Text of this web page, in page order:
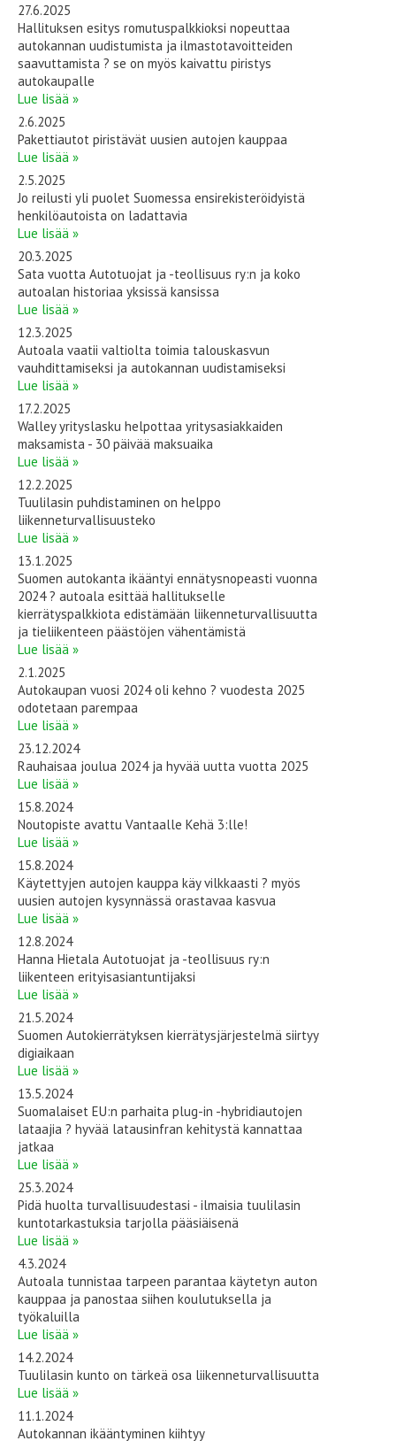
27.6.2025
Hallituksen esitys romutuspalkkioksi nopeuttaa
autokannan uudistumista ja ilmastotavoitteiden
saavuttamista ? se on myös kaivattu piristys
autokaupalle
Lue lisää »
2.6.2025
Pakettiautot piristävät uusien autojen kauppaa
Lue lisää »
2.5.2025
Jo reilusti yli puolet Suomessa ensirekisteröidyistä
henkilöautoista on ladattavia
Lue lisää »
20.3.2025
Sata vuotta Autotuojat ja -teollisuus ry:n ja koko
autoalan historiaa yksissä kansissa
Lue lisää »
12.3.2025
Autoala vaatii valtiolta toimia talouskasvun
vauhdittamiseksi ja autokannan uudistamiseksi
Lue lisää »
17.2.2025
Walley yrityslasku helpottaa yritysasiakkaiden
maksamista - 30 päivää maksuaika
Lue lisää »
12.2.2025
Tuulilasin puhdistaminen on helppo
liikenneturvallisuusteko
Lue lisää »
13.1.2025
Suomen autokanta ikääntyi ennätysnopeasti vuonna
2024 ? autoala esittää hallitukselle
kierrätyspalkkiota edistämään liikenneturvallisuutta
ja tieliikenteen päästöjen vähentämistä
Lue lisää »
2.1.2025
Autokaupan vuosi 2024 oli kehno ? vuodesta 2025
odotetaan parempaa
Lue lisää »
23.12.2024
Rauhaisaa joulua 2024 ja hyvää uutta vuotta 2025
Lue lisää »
15.8.2024
Noutopiste avattu Vantaalle Kehä 3:lle!
Lue lisää »
15.8.2024
Käytettyjen autojen kauppa käy vilkkaasti ? myös
uusien autojen kysynnässä orastavaa kasvua
Lue lisää »
12.8.2024
Hanna Hietala Autotuojat ja -teollisuus ry:n
liikenteen erityisasiantuntijaksi
Lue lisää »
21.5.2024
Suomen Autokierrätyksen kierrätysjärjestelmä siirtyy
digiaikaan
Lue lisää »
13.5.2024
Suomalaiset EU:n parhaita plug-in -hybridiautojen
lataajia ? hyvää latausinfran kehitystä kannattaa
jatkaa
Lue lisää »
25.3.2024
Pidä huolta turvallisuudestasi - ilmaisia tuulilasin
kuntotarkastuksia tarjolla pääsiäisenä
Lue lisää »
4.3.2024
Autoala tunnistaa tarpeen parantaa käytetyn auton
kauppaa ja panostaa siihen koulutuksella ja
työkaluilla
Lue lisää »
14.2.2024
Tuulilasin kunto on tärkeä osa liikenneturvallisuutta
Lue lisää »
11.1.2024
Autokannan ikääntyminen kiihtyy